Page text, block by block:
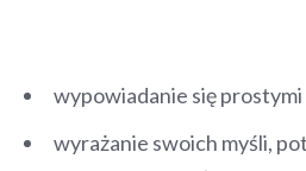
wypowiadanie się prostymi
wyrażanie swoich myśli,